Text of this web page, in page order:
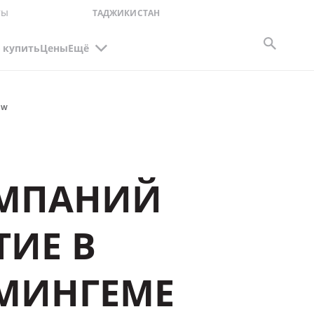
ТАДЖИКИСТАН
купитьЦеныЕщё
В